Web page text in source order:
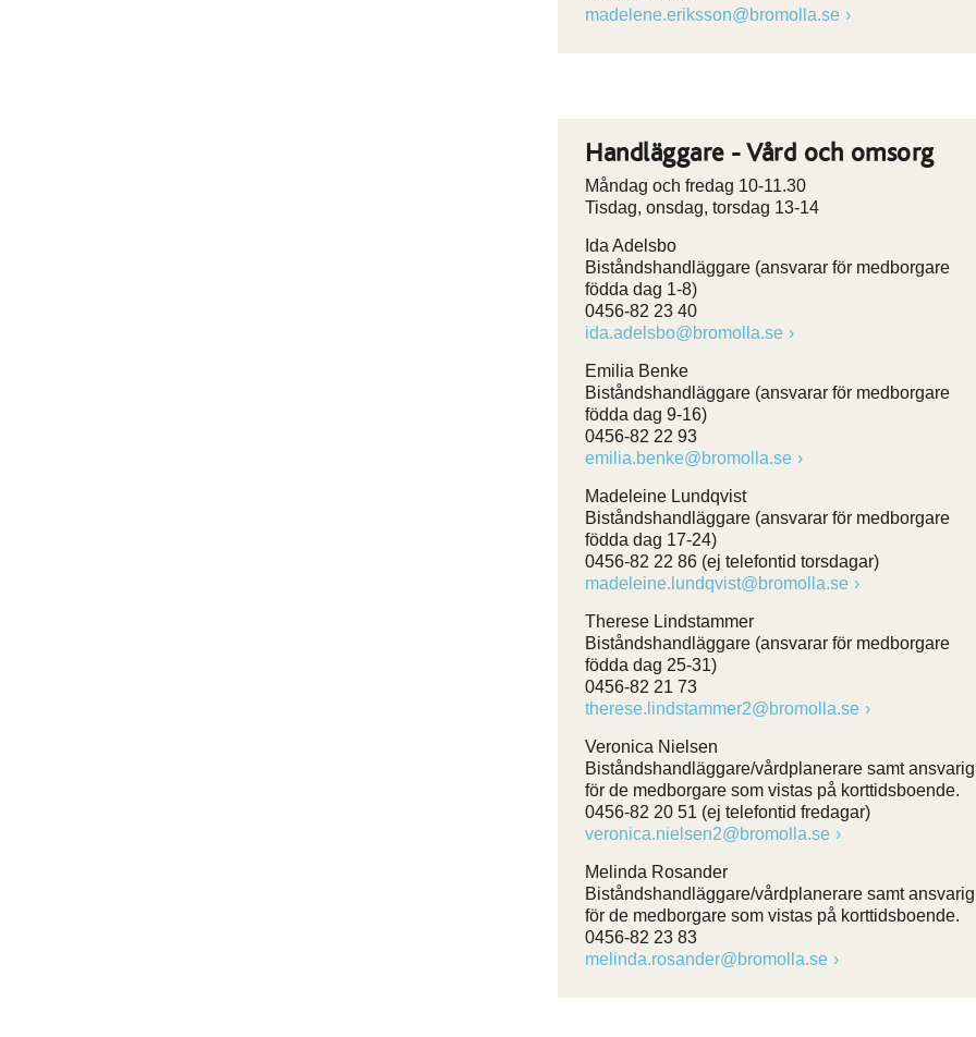
madelene.eriksson@bromolla.se
Handläggare - Vård och omsorg
Måndag och fredag 10-11.30
Tisdag, onsdag, torsdag 13-14
Ida Adelsbo
Biståndshandläggare (ansvarar för medborgare
födda dag 1-8)
0456-82 23 40
ida.adelsbo@bromolla.se
Emilia Benke
Biståndshandläggare (ansvarar för medborgare
födda dag 9-16)
0456-82 22 93
emilia.benke@bromolla.se
Madeleine Lundqvist
Biståndshandläggare (ansvarar för medborgare
födda dag 17-24)
0456-82 22 86 (ej telefontid torsdagar)
madeleine.lundqvist@bromolla.se
Therese Lindstammer
Biståndshandläggare (ansvarar för medborgare
födda dag 25-31)
0456-82 21 73
therese.lindstammer2@bromolla.se
Veronica Nielsen
Biståndshandläggare/vårdplanerare samt ansvarig
för de medborgare som vistas på korttidsboende.
0456-82 20 51 (ej telefontid fredagar)
veronica.nielsen2@bromolla.se
Melinda Rosander
Biståndshandläggare/vårdplanerare samt ansvarig
för de medborgare som vistas på korttidsboende.
0456-82 23 83
melinda.rosander@bromolla.se